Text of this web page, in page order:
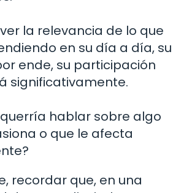
la relevancia de lo que
en su día a día, su
ende, su participación
significativamente.
querría hablar sobre algo
o que le afecta
recordar que, en una